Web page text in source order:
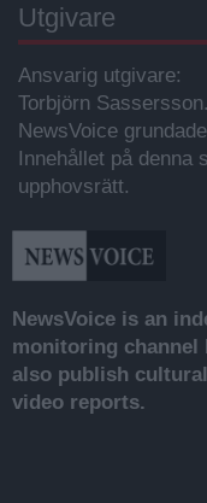
Utgivare
Ansvarig utgivare:
Torbjörn Sassersson.
NewsVoice
Innehållet på denna
upphovsrätt.
NewsVoice is an
monitoring channel
also publish
video reports.